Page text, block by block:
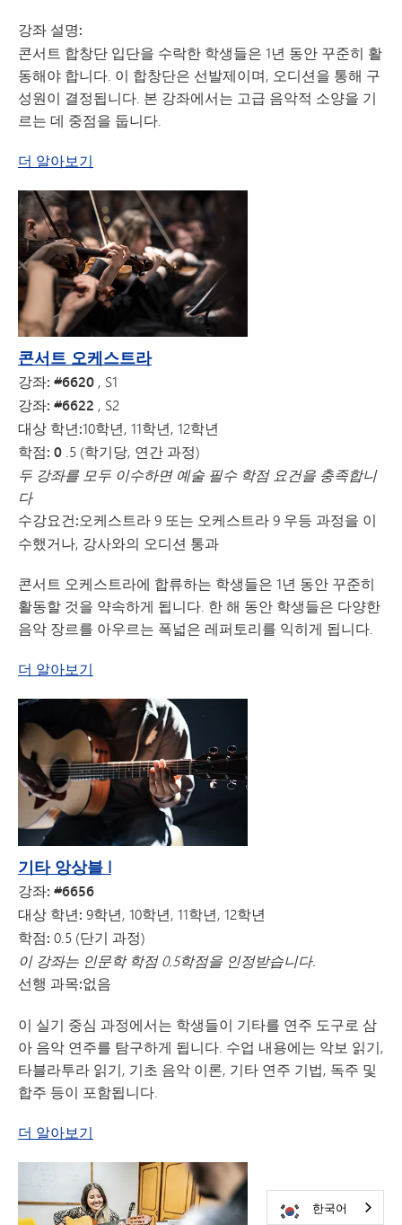
강좌 설명:
콘서트 합창단 입단을 수락한 학생들은 1년 동안 꾸준히 활
동해야 합니다. 이 합창단은 선발제이며, 오디션을 통해 구
성원이 결정됩니다. 본 강좌에서는 고급 음악적 소양을 기
르는 데 중점을 둡니다.
더 알아보기
콘서트 오케스트라
강좌: #6620 , S1
강좌: #6622 , S2
대상 학년:10학년, 11학년, 12학년
학점: 0 .5 (학기당, 연간 과정)
두 강좌를 모두 이수하면 예술 필수 학점 요건을 충족합니
다
수강요건:오케스트라 9 또는 오케스트라 9 우등 과정을 이
수했거나, 강사와의 오디션 통과
콘서트 오케스트라에 합류하는 학생들은 1년 동안 꾸준히
활동할 것을 약속하게 됩니다. 한 해 동안 학생들은 다양한
음악 장르를 아우르는 폭넓은 레퍼토리를 익히게 됩니다.
더 알아보기
기타 앙상블 I
강좌: #6656
대상 학년: 9학년, 10학년, 11학년, 12학년
학점: 0.5 (단기 과정)
이 강좌는 인문학 학점 0.5학점을 인정받습니다.
선행 과목:없음
이 실기 중심 과정에서는 학생들이 기타를 연주 도구로 삼
아 음악 연주를 탐구하게 됩니다. 수업 내용에는 악보 읽기,
타블라투라 읽기, 기초 음악 이론, 기타 연주 기법, 독주 및
합주 등이 포함됩니다.
더 알아보기
한국어